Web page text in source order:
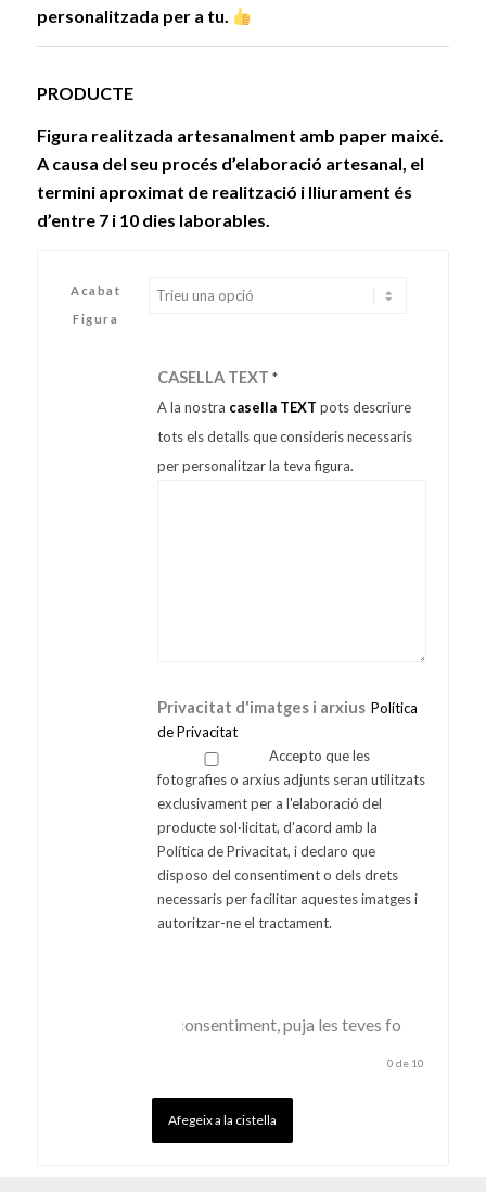
personalitzada per a tu.
PRODUCTE
Figura realitzada artesanalment amb paper maixé.
A causa del seu procés d’elaboració artesanal, el
termini aproximat de realització i lliurament és
d’entre 7 i 10 dies laborables.
Acabat
Figura
CASELLA TEXT *
A la nostra casella TEXT pots descriure
tots els detalls que consideris necessaris
per personalitzar la teva figura.
Privacitat d'imatges i arxius Política
de Privacitat
Accepto que les
fotografies o arxius adjunts seran utilitzats
exclusivament per a l'elaboració del
producte sol·licitat, d'acord amb la
Política de Privacitat, i declaro que
disposo del consentiment o dels drets
necessaris per facilitar aquestes imatges i
autoritzar-ne el tractament.
Després d'acceptar el consentiment, puja les teves fotografies
0 de 10
Afegeix a la cistella